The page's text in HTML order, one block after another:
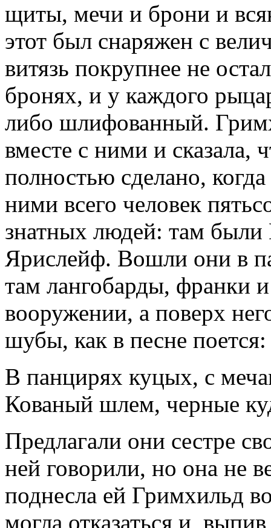
щиты, мечи и брони и
этот был снаряжен с
витязь покрупнее не
бронях, и у каждого
либо шлифованный.
вместе с ними и сказала,
полностью сделано,
ними всего человек
знатных людей: там
Ярислейф. Вошли они в
там лангобарды, франки
вооружении, а поверх
шубы, как в песне поется:
В панцирях куцых, с
Кованый шлем, черные
Предлагали они сестре
ней говорили, но она не
поднесла ей Гримхильд
могла отказаться и,